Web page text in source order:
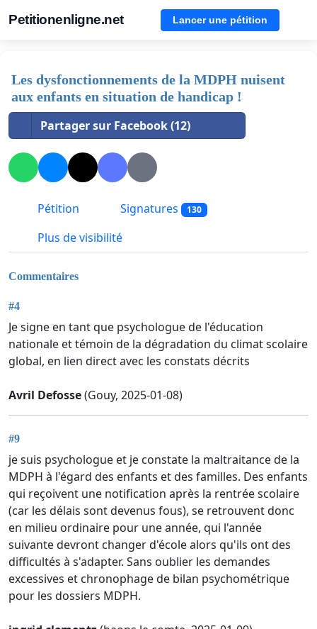
Petitionenligne.net Lancer une pétition
Les dysfonctionnements de la MDPH nuisent
aux enfants en situation de handicap !
Partager sur Facebook (12)
Pétition Signatures 130
Plus de visibilité
Commentaires
#4
Je signe en tant que psychologue de l'éducation
nationale et témoin de la dégradation du climat scolaire
global, en lien direct avec les constats décrits
Avril Defosse(Gouy, 2025-01-08)
#9
je suis psychologue et je constate la maltraitance de la
MDPH à l'égard des enfants et des familles. Des enfants
qui reçoivent une notification après la rentrée scolaire
(car les délais sont devenus fous), se retrouvent donc
en milieu ordinaire pour une année, qui l'année
suivante devront changer d'école alors qu'ils ont des
difficultés à s'adapter. Sans oublier les demandes
excessives et chronophage de bilan psychométrique
pour les dossiers MDPH.